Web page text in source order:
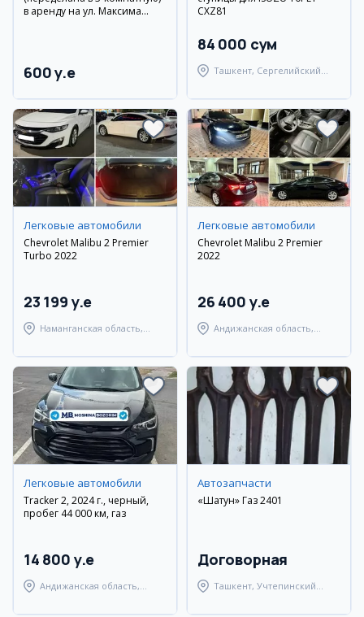
в аренду на ул. Максима
600 y.e
CXZ81
84 000 сум
Ташкент, Сергелийский
Легковые автомобили
Chevrolet Malibu 2 Premier
Turbo 2022
23 199 y.e
Наманганская область,
Легковые автомобили
Chevrolet Malibu 2 Premier
2022
26 400 y.e
Андижанская область,
Легковые автомобили
Tracker 2, 2024 г., черный,
пробег 44 000 км, газ
14 800 y.e
Андижанская область,
Автозапчасти
«Шатун» Газ 2401
Договорная
Ташкент, Учтепинский